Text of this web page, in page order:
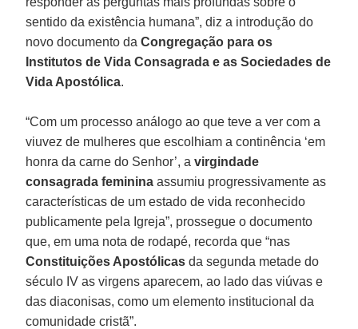
sentido da existência humana”, diz a introdução do
novo documento daCongregação para os
Institutos de Vida Consagrada e as Sociedades de
Vida Apostólica.
“Com um processo análogo ao que teve a ver com a
viuvez de mulheres que escolhiam a continência ‘em
honra da carne do Senhor’, avirgindade
consagrada feminina assumiu progressivamente as
características de um estado de vida reconhecido
publicamente pela Igreja”, prossegue o documento
que, em uma nota de rodapé, recorda que “nas
Constituições Apostólicas da segunda metade do
século IV as virgens aparecem, ao lado das viúvas e
das diaconisas, como um elemento institucional da
comunidade cristã”.